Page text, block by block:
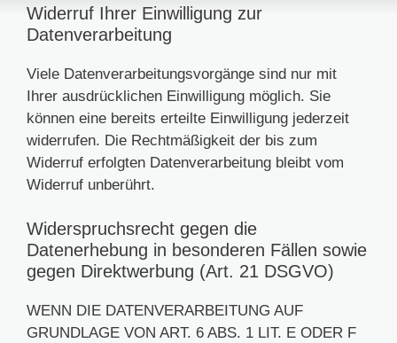
Widerruf Ihrer Einwilligung zur
Datenverarbeitung
Viele Datenverarbeitungsvorgänge sind nur mit
Ihrer ausdrücklichen Einwilligung möglich. Sie
können eine bereits erteilte Einwilligung jederzeit
widerrufen. Die Rechtmäßigkeit der bis zum
Widerruf erfolgten Datenverarbeitung bleibt vom
Widerruf unberührt.
Widerspruchsrecht gegen die
Datenerhebung in besonderen Fällen sowie
gegen Direktwerbung (Art. 21 DSGVO)
WENN DIE DATENVERARBEITUNG AUF
GRUNDLAGE VON ART. 6 ABS. 1 LIT. E ODER F